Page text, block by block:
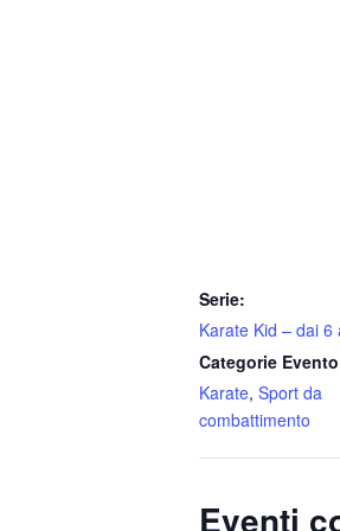
Serie:
Karate Kid – dai 6
Categorie
Karate, Sport da
combattimento
Eventi